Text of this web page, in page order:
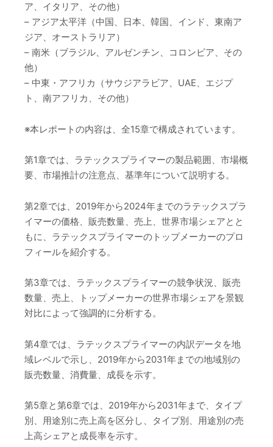
ア、イタリア、その他）
– アジア太平洋（中国、日本、韓国、インド、東南ア
ジア、オーストラリア）
– 南米（ブラジル、アルゼンチン、コロンビア、その
他）
– 中東・アフリカ（サウジアラビア、UAE、エジプ
ト、南アフリカ、その他）
※本レポートの内容は、全15章で構成されています。
第1章では、ラテックスプライマーの製品範囲、市場概
要、市場推計の注意点、基準年について説明する。
第2章では、2019年から2024年までのラテックスプラ
イマーの価格、販売数量、売上、世界市場シェアとと
もに、ラテックスプライマーのトップメーカーのプロ
フィールを紹介する。
第3章では、ラテックスプライマーの競争状況、販売
数量、売上、トップメーカーの世界市場シェアを景観
対比によって強調的に分析する。
第4章では、ラテックスプライマーの内訳データを地
域レベルで示し、2019年から2031年までの地域別の
販売数量、消費量、成長を示す。
第5章と第6章では、2019年から2031年まで、タイプ
別、用途別に売上高を区分し、タイプ別、用途別の売
上高シェアと成長率を示す。